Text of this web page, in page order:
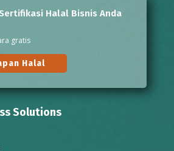
Halal Bisnis Anda
gratis
Halal
Solutions